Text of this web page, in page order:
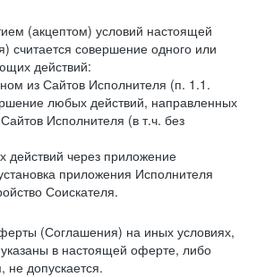
(акцептом) условий настоящей
считается совершение одного или
действий:
из Сайтов Исполнителя (п. 1.1.
любых действий, направленных
Исполнителя (в т.ч. без
через приложение
приложения Исполнителя
Соискателя.
(Соглашения) на иных условиях,
указаны в настоящей оферте, либо
не допускается.